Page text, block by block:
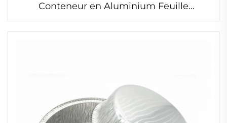
Conteneur en Aluminium Feuille
Plateforme Rectangulaire avec Couvercle